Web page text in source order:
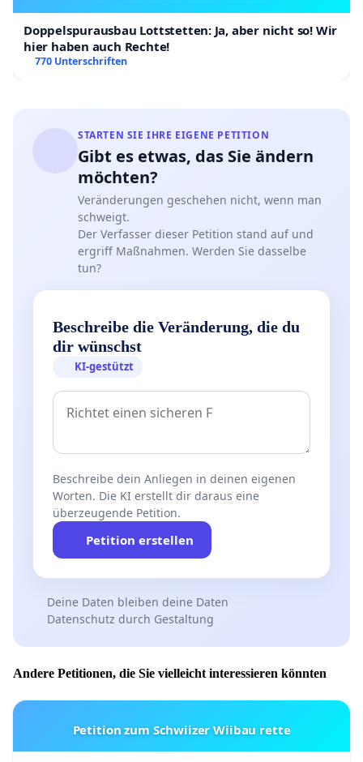
Doppelspurausbau Lottstetten: Ja, aber nicht so! Wir
hier haben auch Rechte!
770 Unterschriften
STARTEN SIE IHRE EIGENE PETITION
Gibt es etwas, das Sie ändern
möchten?
Veränderungen geschehen nicht, wenn man
schweigt.
Der Verfasser dieser Petition stand auf und
ergriff Maßnahmen. Werden Sie dasselbe
tun?
Beschreibe die Veränderung, die du
dir wünschst
KI-gestützt
Beschreibe dein Anliegen in deinen eigenen
Worten. Die KI erstellt dir daraus eine
überzeugende Petition.
Petition erstellen
Deine Daten bleiben deine Daten
Datenschutz durch Gestaltung
Andere Petitionen, die Sie vielleicht interessieren könnten
Petition zum Schwiizer Wiibau rette